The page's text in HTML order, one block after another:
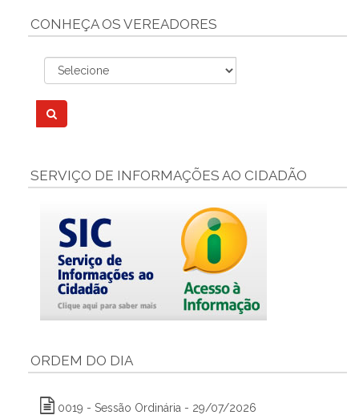
CONHEÇA OS VEREADORES
SERVIÇO DE INFORMAÇÕES AO CIDADÃO
ORDEM DO DIA
0019 - Sessão Ordinária - 29/07/2026